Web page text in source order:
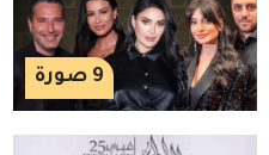
9 صورة